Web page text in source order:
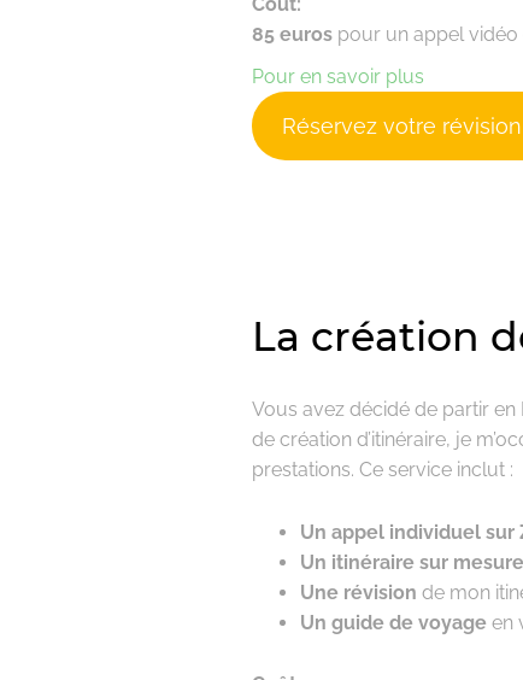
85 eurospour un appel vidéo
Pour en savoir plus
Réservez votre révision
La création
Vous avez décidé de partir
de création d’itinéraire, je
prestations. Ce service inclut :
Un appel individuel sur
Un itinéraire sur mesure
Une révision de mon
Un guide de voyage en